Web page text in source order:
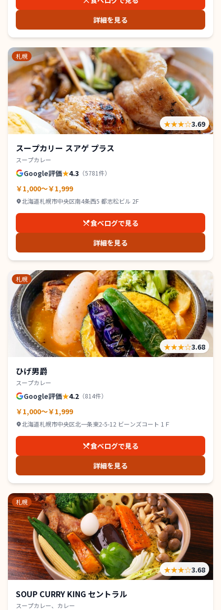
詳細を見る
札幌
★★★☆3.69
スープカリー スアゲ プラス
スープカレー
Google評価★4.3 （5781件）
￥1,000～￥1,999
北海道札幌市中央区南4条西5 都志松ビル 2F
食べログで見る
詳細を見る
札幌
★★★☆3.68
ひげ男爵
スープカレー
Google評価★4.2 （814件）
￥1,000～￥1,999
北海道札幌市中央区北一条東2-5-12 ビーンズコート 1Ｆ
食べログで見る
詳細を見る
札幌
★★★☆3.68
SOUP CURRY KING セントラル
スープカレー、カレー